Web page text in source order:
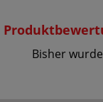
Bisher